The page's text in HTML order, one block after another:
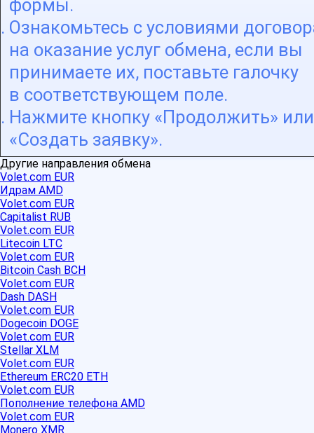
формы.
Ознакомьтесь с условиями
на оказание услуг обмена, если вы
принимаете их, поставьте галочку
в соответствующем поле.
Нажмите кнопку «Продолжить» или
«Создать заявку».
Другие направления обмена
Volet.com EUR
Идрам AMD
Volet.com EUR
Capitalist RUB
Volet.com EUR
Litecoin LTC
Volet.com EUR
Bitcoin Cash BCH
Volet.com EUR
Dash DASH
Volet.com EUR
Dogecoin DOGE
Volet.com EUR
Stellar XLM
Volet.com EUR
Ethereum ERC20 ETH
Volet.com EUR
Пополнение телефона AMD
Volet.com EUR
Monero XMR